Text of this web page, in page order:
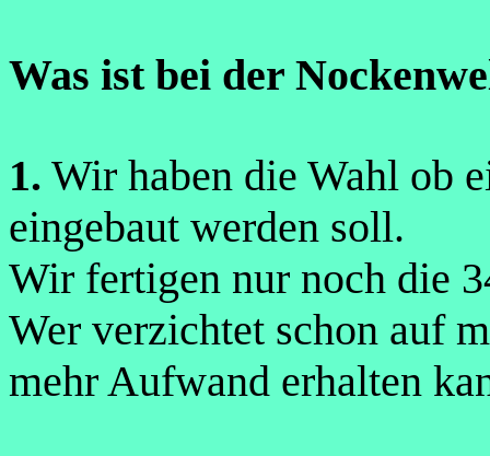
Was ist bei der
1. Wir haben die Wahl ob
eingebaut werden soll.
Wir fertigen nur noch die
Wer verzichtet schon auf
mehr Aufwand erhalten